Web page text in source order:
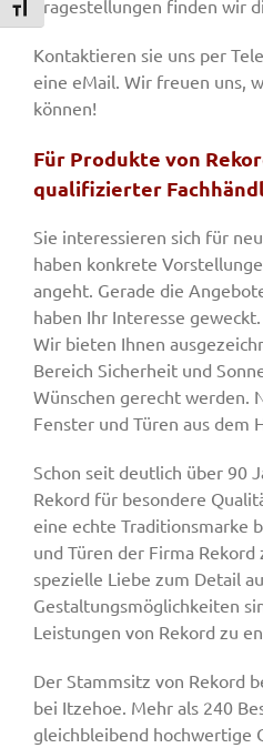
Schrift vergrößern
Fragestellungen finden wir
Kontaktieren sie uns per
eine eMail. Wir freuen uns,
können!
Für Produkte von
qualifizierter
Sie interessieren sich für
haben konkrete
angeht. Gerade die
haben Ihr Interesse
Wir bieten Ihnen
Bereich Sicherheit und
Wünschen gerecht werden.
Fenster und Türen aus dem
Schon seit deutlich über 90
Rekord für besondere
eine echte Traditionsmarke
und Türen der Firma Rekord
spezielle Liebe zum Detail
Gestaltungsmöglichkeiten
Leistungen von Rekord zu
Der Stammsitz von Rekord
bei Itzehoe. Mehr als 240
gleichbleibend hochwertige